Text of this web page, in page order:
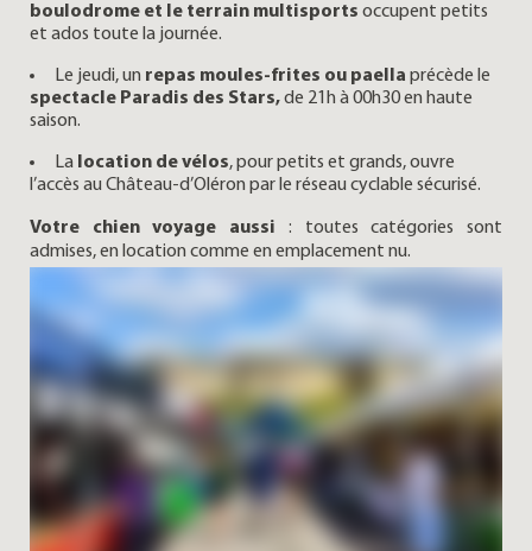
boulodrome et le terrain multisports occupent petits
et ados toute la journée.
Le jeudi, un repas moules-frites ou paella précède le
spectacle Paradis des Stars,de 21h à 00h30 en haute
saison.
La location de vélos, pour petits et grands, ouvre
l’accès au Château-d’Oléron par le réseau cyclable sécurisé.
Votre chien voyage aussi : toutes catégories sont
admises, en location comme en emplacement nu.